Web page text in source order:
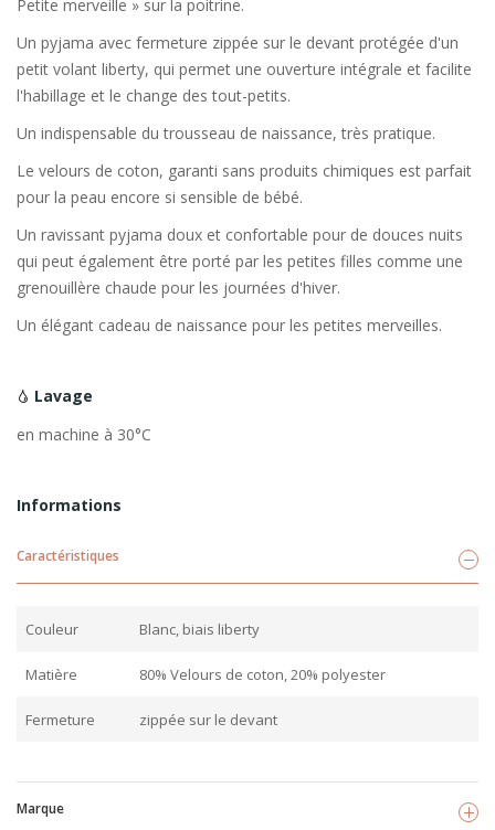
Petite merveille » sur la poitrine.
Un pyjama avec fermeture zippée sur le devant protégée d'un
petit volant liberty, qui permet une ouverture intégrale et facilite
l'habillage et le change des tout-petits.
Un indispensable du trousseau de naissance, très pratique.
Le velours de coton, garanti sans produits chimiques est parfait
pour la peau encore si sensible de bébé.
Un ravissant pyjama doux et confortable pour de douces nuits
qui peut également être porté par les petites filles comme une
grenouillère chaude pour les journées d'hiver.
Un élégant cadeau de naissance pour les petites merveilles.
Lavage
en machine à 30°C
Informations
Caractéristiques
Couleur Blanc, biais liberty
Matière 80% Velours de coton, 20% polyester
Fermeture zippée sur le devant
Marque